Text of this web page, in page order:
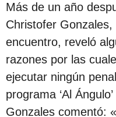
d
e
l
a
p
u
Más de un año
Christofer
encuentro, reveló
razones por las
ejecutar ningún
programa ‘Al
Gonzales comentó: